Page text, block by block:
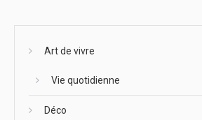
Art de vivre
Vie quotidienne
Déco